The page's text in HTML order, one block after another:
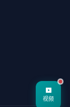
视频